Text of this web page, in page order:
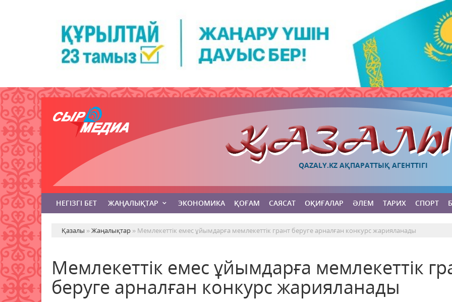
QAZALY.KZ АҚПАРАТТЫҚ АГЕНТТІГІ
НЕГІЗГІ БЕТ ЖАҢАЛЫҚТАР ЭКОНОМИКА ҚОҒАМ САЯСАТ ОҚИҒАЛАР ӘЛЕМ ТАРИХ СПОРТ
Қазалы »Жаңалықтар » Мемлекеттік емес ұйымдарға мемлекеттік грант беруге арналған конкурс жарияланады
Мемлекеттік емес ұйымдарға мемлекеттік
беруге арналған конкурс жарияланады